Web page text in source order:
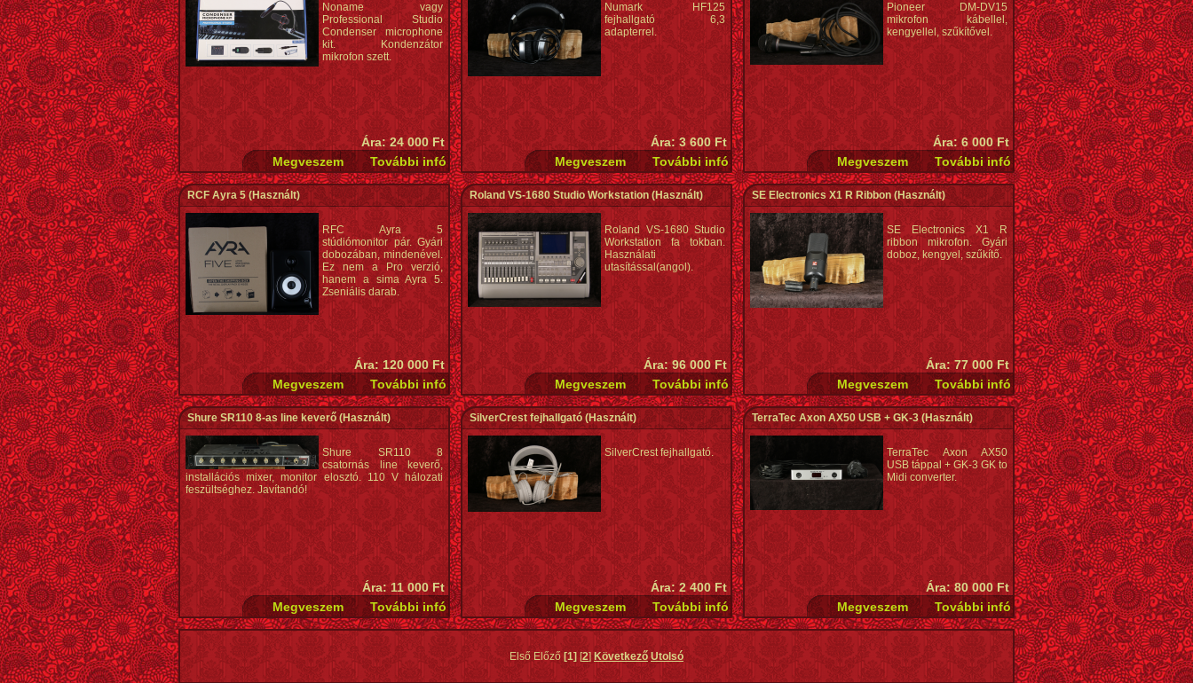
Noname vagy
Professional Studio
Condenser microphone
kit. Kondenzátor
mikrofon szett.
Ára: 24 000 Ft
Numark HF125
fejhallgató 6,3
adapterrel.
Ára: 3 600 Ft
Pioneer DM-DV15
mikrofon kábellel,
kengyellel, szűkítővel.
Ára: 6 000 Ft
RCF Ayra 5 (Használt)
RFC Ayra 5
stúdiómonitor pár. Gyári
dobozában, mindenével.
Ez nem a Pro verzió,
hanem a sima Ayra 5.
Zseniális darab.
Ára: 120 000 Ft
Roland VS-1680 Studio Workstation(Használt)
Roland VS-1680 Studio
Workstation fa tokban.
Használati
utasítással(angol).
Ára: 96 000 Ft
SE Electronics X1 R Ribbon(Használt)
SE Electronics X1 R
ribbon mikrofon. Gyári
doboz, kengyel, szűkítő.
Ára: 77 000 Ft
Shure SR110 8-as line keverő(Használt)
Shure SR110 8
csatornás line keverő,
installációs mixer, monitor elosztó. 110 V hálozati
feszültséghez. Javítandó!
Ára: 11 000 Ft
SilverCrest fejhallgató(Használt)
SilverCrest fejhallgató.
Ára: 2 400 Ft
TerraTec Axon AX50 USB + GK-3(Használt)
TerraTec Axon AX50
USB táppal + GK-3 GK to
Midi converter.
Ára: 80 000 Ft
Első Előző [1] [2] Következő Utolsó